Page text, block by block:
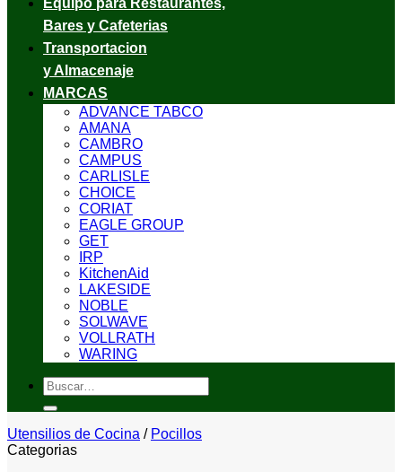
Equipo para Restaurantes,
Bares y Cafeterias
Transportacion
y Almacenaje
MARCAS
ADVANCE TABCO
AMANA
CAMBRO
CAMPUS
CARLISLE
CHOICE
CORIAT
EAGLE GROUP
GET
IRP
KitchenAid
LAKESIDE
NOBLE
SOLWAVE
VOLLRATH
WARING
Buscar
por:
Utensilios de Cocina / Pocillos
Categorias